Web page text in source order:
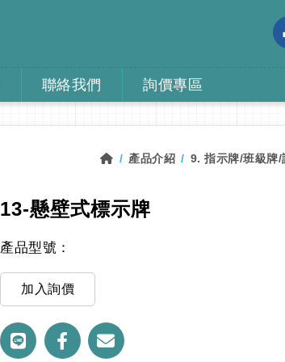
聯絡我們 詢價專區
產品介紹 9. 指示牌/班級牌/
13-懸壁式標示牌
產品型號：
加入詢價